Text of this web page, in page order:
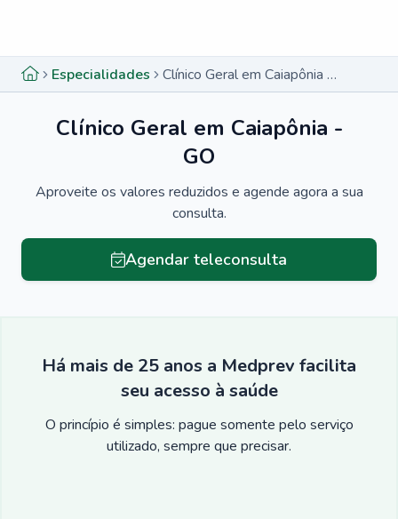
Especialidades Clínico Geral em Caiapônia - GO
Clínico Geral em Caiapônia -
GO
Aproveite os valores reduzidos e agende agora a sua
consulta.
Agendar teleconsulta
Há mais de 25 anos a Medprev facilita
seu acesso à saúde
O princípio é simples: pague somente pelo serviço
utilizado, sempre que precisar.